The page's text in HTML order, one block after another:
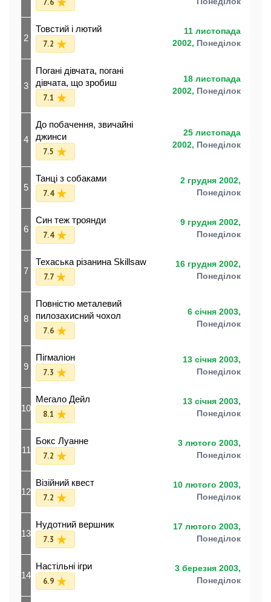
2
Товстий і лютий
7.2
11 листопада
2002, Понеділок
3
Погані дівчата, погані
дівчата, що зробиш
7.1
18 листопада
2002, Понеділок
4
До побачення, звичайні
джинси
7.5
25 листопада
2002, Понеділок
5
Танці з собаками
7.4
2 грудня 2002,
Понеділок
6
Син теж троянди
7.4
9 грудня 2002,
Понеділок
7
Техаська різанина Skillsaw
7.7
16 грудня 2002,
Понеділок
8
Повністю металевий
пилозахисний чохол
7.6
6 січня 2003,
Понеділок
9
Пігмаліон
7.3
13 січня 2003,
Понеділок
10
Мегало Дейл
8.1
13 січня 2003,
Понеділок
11
Бокс Луанне
7.2
3 лютого 2003,
Понеділок
12
Візійний квест
7.2
10 лютого 2003,
Понеділок
13
Нудотний вершник
7.3
17 лютого 2003,
Понеділок
14
Настільні ігри
6.9
3 березня 2003,
Понеділок